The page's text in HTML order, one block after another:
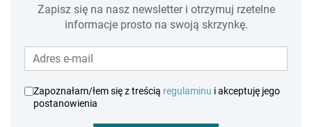
Zapisz się na nasz newsletter i otrzymuj rzetelne
informacje prosto na swoją skrzynkę.
Zapoznałam/łem się z treścią regulaminu i akceptuję jego
postanowienia